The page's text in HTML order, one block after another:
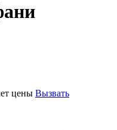
цены Вызвать